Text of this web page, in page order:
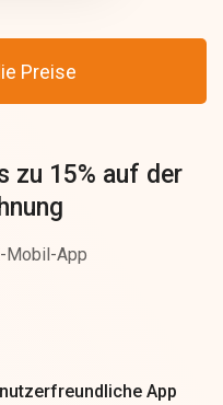
Preise
zu 15% auf der
Mobil-App
App